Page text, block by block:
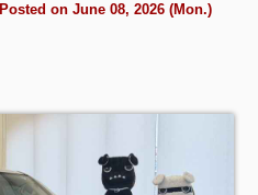
Posted on June 08, 2026 (Mon.)